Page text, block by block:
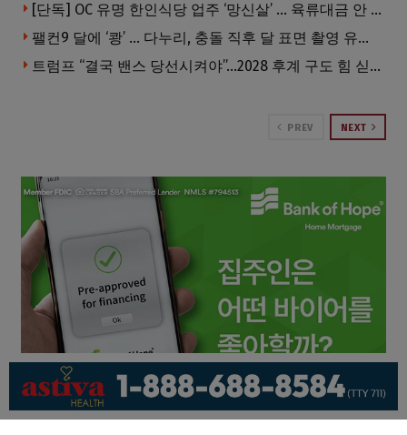
[단독] OC 유명 한인식당 업주 ‘망신살’ … 육류대금 안 갚자 식당서 공개추심
팰컨9 달에 ‘쾅’ … 다누리, 충돌 직후 달 표면 촬영 유일 탐사선
트럼프 “결국 밴스 당선시켜야”…2028 후계 구도 힘 싣나
PREV NEXT